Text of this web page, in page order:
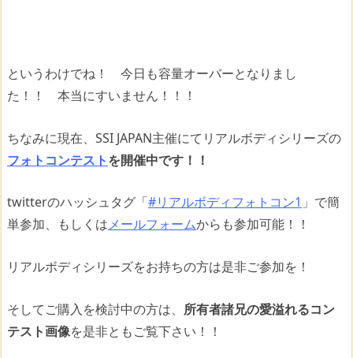
というわけでね！ 今日も容量オーバーとなりまし
た！！ 本当にすいません！！！
ちなみに現在、SSI JAPAN主催にてリアルボディシリーズの
フォトコンテストを開催中です！！
twitterのハッシュタグ「#リアルボディフォトコン1 」で簡
単参加、もしくはメールフォームからも参加可能！！
リアルボディシリーズをお持ちの方は是非ご参加を！
そしてご購入を検討中の方は、 所有者諸兄の愛溢れるコン
テスト画像を是非ともご覧下さい！！